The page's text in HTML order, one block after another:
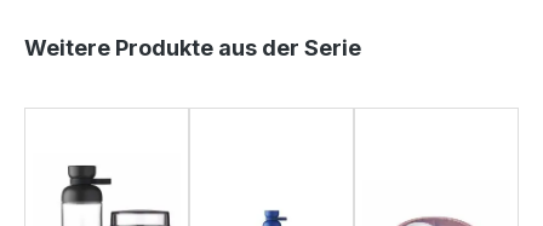
Produktgalerie überspringen
Weitere Produkte aus der Serie